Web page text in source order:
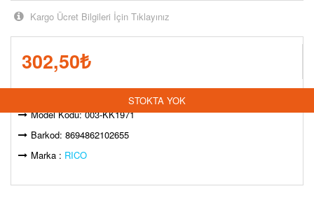
Kargo Ücret Bilgileri İçin Tıklayınız
302,50₺
STOKTA YOK
Model Kodu: 003-KK1971
Barkod: 8694862102655
Marka : RICO